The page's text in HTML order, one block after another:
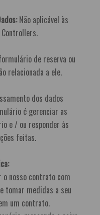
Não aplicável às
de reserva ou
relacionada a ele.
dos dados
é gerenciar as
e / ou responder às
feitas.
o nosso contrato com
tomar medidas a seu
um contrato.